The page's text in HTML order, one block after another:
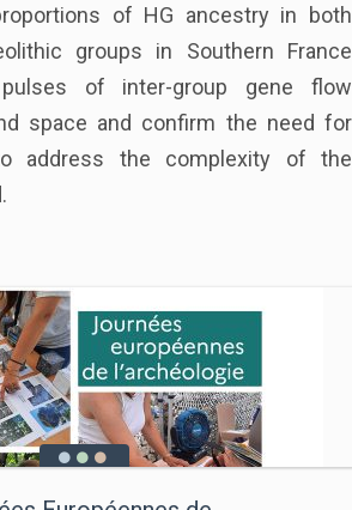
of HG ancestry in both
groups in Southern France
of inter-group gene flow
space and confirm the need for
address the complexity of the